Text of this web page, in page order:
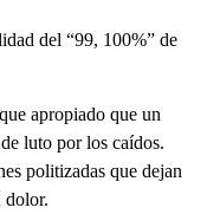
del “99, 100%” de
apropiado que un
luto por los caídos.
politizadas que dejan
dolor.